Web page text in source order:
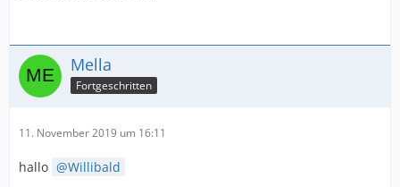
Mella
Fortgeschritten
11. November 2019 um 16:11
hallo
Willibald